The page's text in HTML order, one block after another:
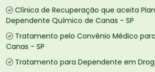
Clínica de Recuperação que aceita
Dependente Químico de Canas - SP
Tratamento pelo Convênio Médico
Canas - SP
Tratamento para Dependente em